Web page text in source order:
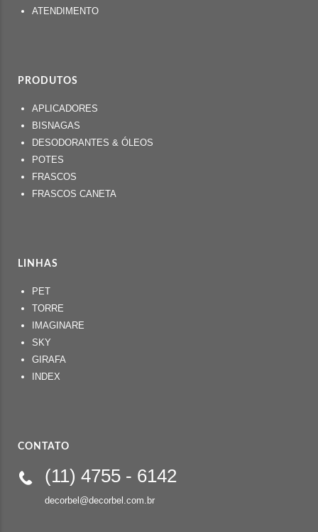
ATENDIMENTO
PRODUTOS
APLICADORES
BISNAGAS
DESODORANTES & ÓLEOS
POTES
FRASCOS
FRASCOS CANETA
LINHAS
PET
TORRE
IMAGINARE
SKY
GIRAFA
INDEX
CONTATO
(11) 4755 - 6142
decorbel@decorbel.com.br